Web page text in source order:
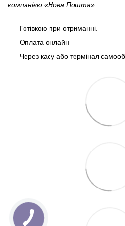
компанією «Нова Пошта».
Готівкою при отриманні.
Оплата онлайн
Через касу або термінал